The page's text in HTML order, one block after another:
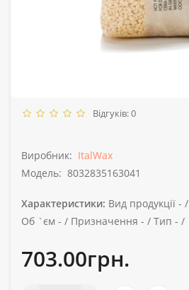
Відгуків: 0
Виробник: ItalWax
Модель: 8032835163041
Характеристики: Вид продукції - /
Об `єм - / Призначення - / Тип - /
703.00грн.